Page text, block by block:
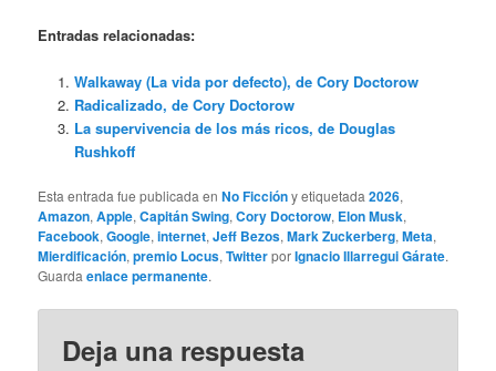
Entradas relacionadas:
Walkaway (La vida por defecto), de Cory Doctorow
Radicalizado, de Cory Doctorow
La supervivencia de los más ricos, de Douglas
Rushkoff
Esta entrada fue publicada enNo Ficcióny etiquetada2026,
Amazon,Apple,Capitán Swing,Cory Doctorow, Elon Musk,
Facebook,Google,internet,Jeff Bezos,Mark Zuckerberg,Meta,
Mierdificación,premio Locus,TwitterporIgnacio Illarregui Gárate.
Guardaenlace permanente.
Deja una respuesta